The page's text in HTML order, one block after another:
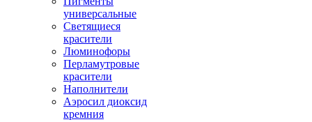
универсальные
Светящиеся
красители
Люминофоры
Перламутровые
красители
Наполнители
Аэросил диоксид
кремния